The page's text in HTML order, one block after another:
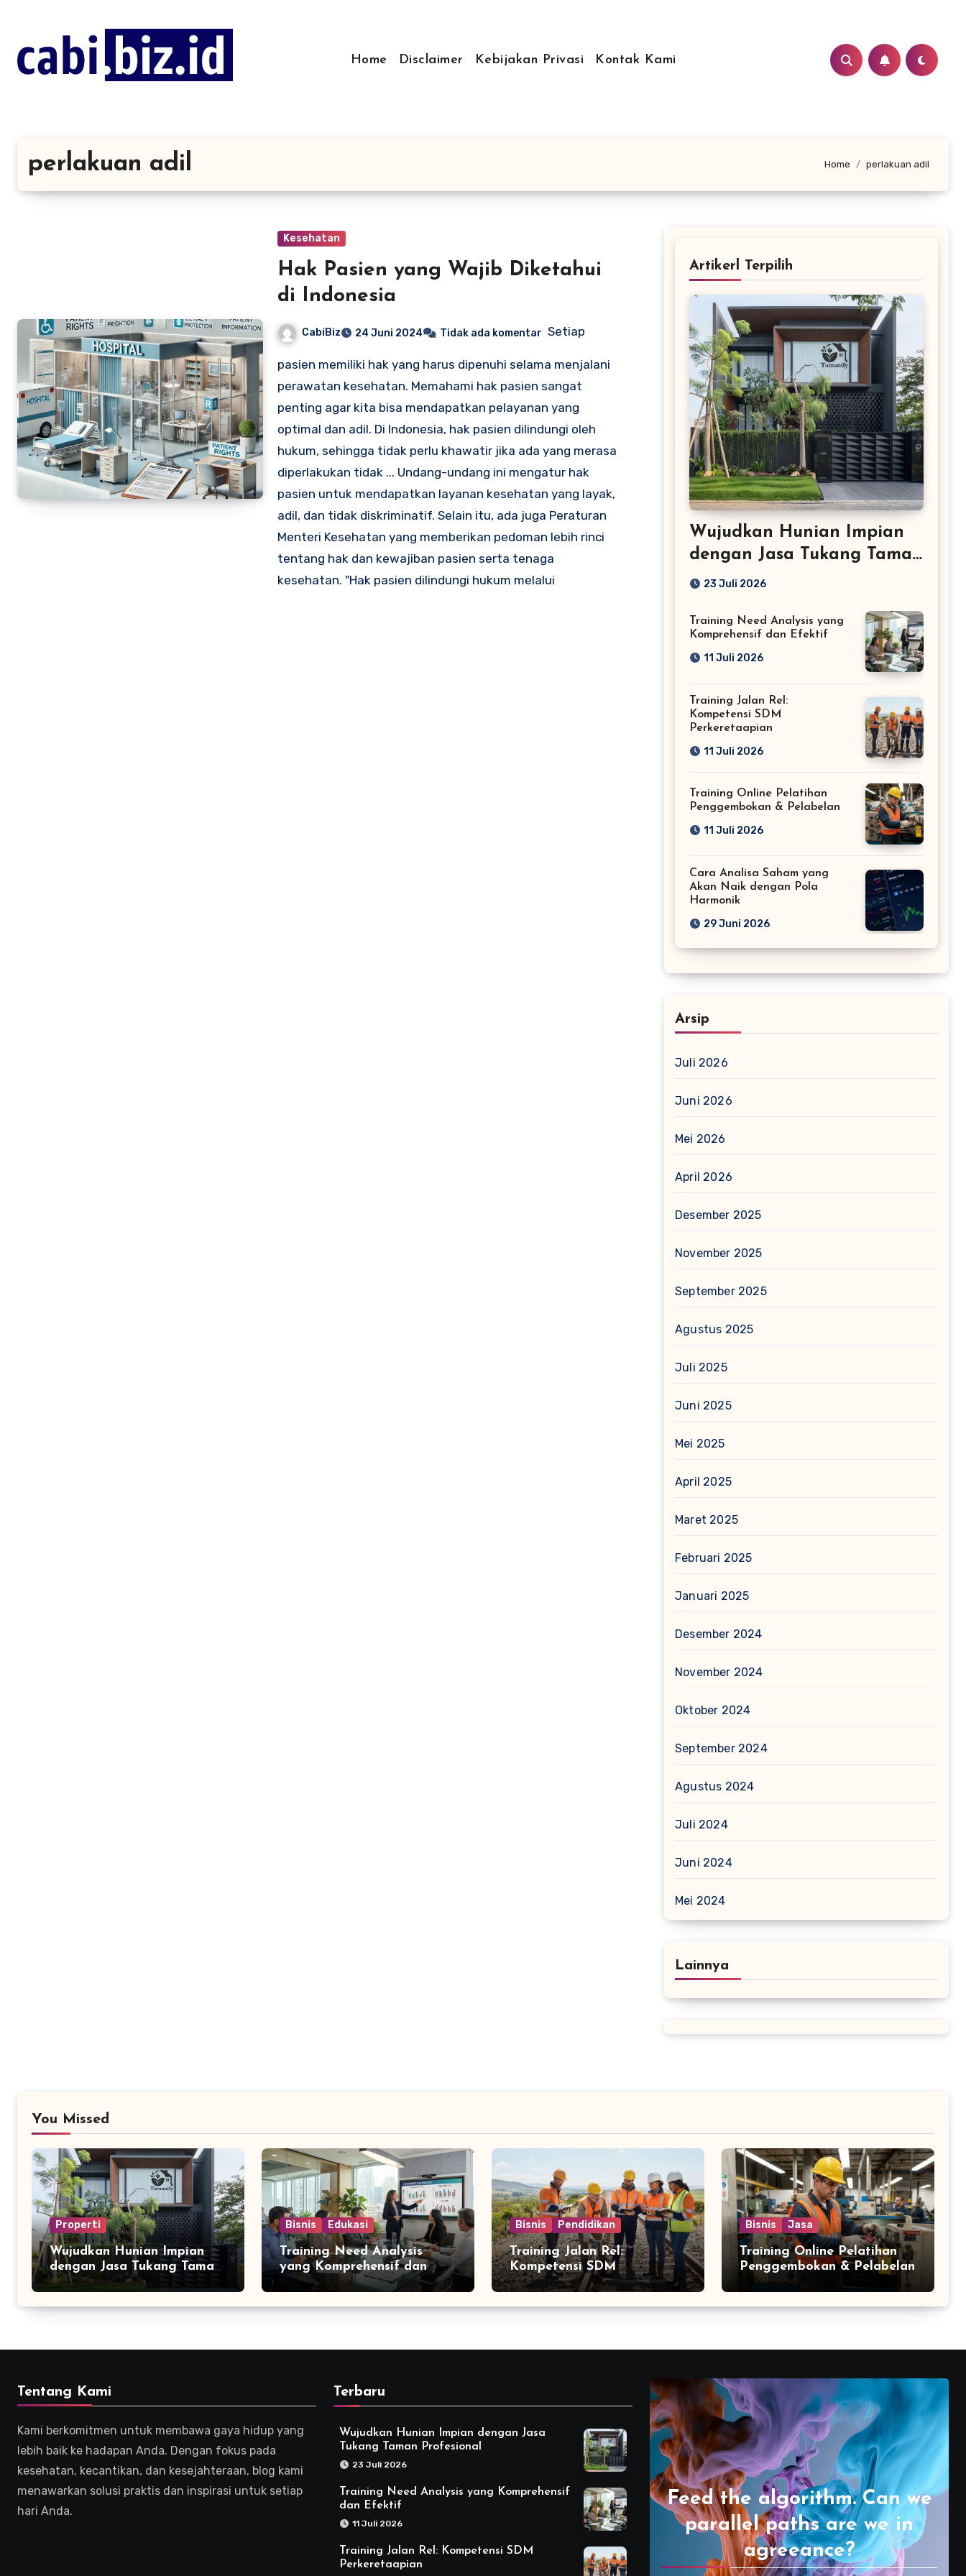
konten
Home
Disclaimer Kebijakan Privasi Kontak Kami
perlakuan adil Home perlakuan adil
Kesehatan
Hak Pasien yang Wajib Diketahui
di Indonesia
CabiBiz 24 Juni 2024 Tidak ada komentar Setiap
pasien memiliki hak yang harus dipenuhi selama menjalani
perawatan kesehatan. Memahami hak pasien sangat
penting agar kita bisa mendapatkan pelayanan yang
optimal dan adil. Di Indonesia, hak pasien dilindungi oleh
hukum, sehingga tidak perlu khawatir jika ada yang merasa
diperlakukan tidak ... Undang-undang ini mengatur hak
pasien untuk mendapatkan layanan kesehatan yang layak,
adil, dan tidak diskriminatif. Selain itu, ada juga Peraturan
Menteri Kesehatan yang memberikan pedoman lebih rinci
tentang hak dan kewajiban pasien serta tenaga
kesehatan. "Hak pasien dilindungi hukum melalui
Artikerl Terpilih
Wujudkan Hunian Impian
dengan Jasa Tukang Taman
Profesional
23 Juli 2026
Training Need Analysis yang
Komprehensif dan Efektif
11 Juli 2026
Training Jalan Rel:
Kompetensi SDM
Perkeretaapian
11 Juli 2026
Training Online Pelatihan
Penggembokan & Pelabelan
11 Juli 2026
Cara Analisa Saham yang
Akan Naik dengan Pola
Harmonik
29 Juni 2026
Arsip
Juli 2026
Juni 2026
Mei 2026
April 2026
Desember 2025
November 2025
September 2025
Agustus 2025
Juli 2025
Juni 2025
Mei 2025
April 2025
Maret 2025
Februari 2025
Januari 2025
Desember 2024
November 2024
Oktober 2024
September 2024
Agustus 2024
Juli 2024
Juni 2024
Mei 2024
Lainnya
You Missed
Properti
Wujudkan Hunian Impian
dengan Jasa Tukang Taman
Profesional
Bisnis Edukasi
Training Need Analysis
yang Komprehensif dan
Efektif
Bisnis Pendidikan
Training Jalan Rel:
Kompetensi SDM
Perkeretaapian
Bisnis Jasa
Training Online Pelatihan
Penggembokan & Pelabelan
Tentang Kami
Kami berkomitmen untuk membawa gaya hidup yang
lebih baik ke hadapan Anda. Dengan fokus pada
kesehatan, kecantikan, dan kesejahteraan, blog kami
menawarkan solusi praktis dan inspirasi untuk setiap
hari Anda.
Terbaru
Wujudkan Hunian Impian dengan Jasa
Tukang Taman Profesional
23 Juli 2026
Training Need Analysis yang Komprehensif
dan Efektif
11 Juli 2026
Training Jalan Rel: Kompetensi SDM
Perkeretaapian
Feed the algorithm. Can we
parallel paths are we in
agreeance?